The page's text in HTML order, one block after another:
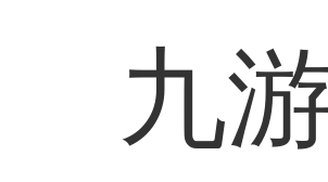
九